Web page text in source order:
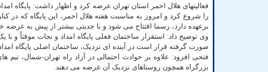
فعالیتهای هلال احمر استان تهران عرضه کرد و اظهار داشت: پایگاه
را شروع کرد و امروز به مناسبت هفته هلال احمر، این پایگاه که در
برعهده دارد، رسما افتتاح می شود و با جدیتی بیشتر از پیش به
وی توضیح داد: استقرار ساختمان فعلی پایگاه امداد و نجات موقتاً
صورت گرفته قرار است در آینده ای نزدیک، ساختمان اصلی پایگاه
فتحی افزود: علاوه بر حوادث احتمالی در آزاد راه تهران-شمال،
بزرگراه همچون روستاهای نزدیک آن عرضه می دهند.